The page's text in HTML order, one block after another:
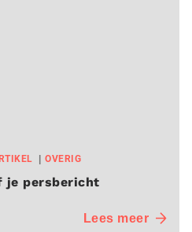
OVERIG
je persbericht
Lees meer